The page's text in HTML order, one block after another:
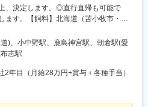
ています。
・本州からの移住社など、多様なキャ
の得意分野を活かして活躍していま
栄えたまち。美味しさを磨き上げた自
のHPにあるように、非常に恵まれた自
、決定します。◎直行直帰も可能で
ます。【飼料】北海道（苫小牧市・釧
茨城（神栖市）、愛知（知多市）、岡
布志市）にある工場・営業所■北海道工
番地46■釧路工場北海道釧路市西港1丁
市北浜町14
)、小中野駅、鹿島神宮駅、朝倉駅(愛
志駅
年目（月給28万円+賞与＋各種手当）